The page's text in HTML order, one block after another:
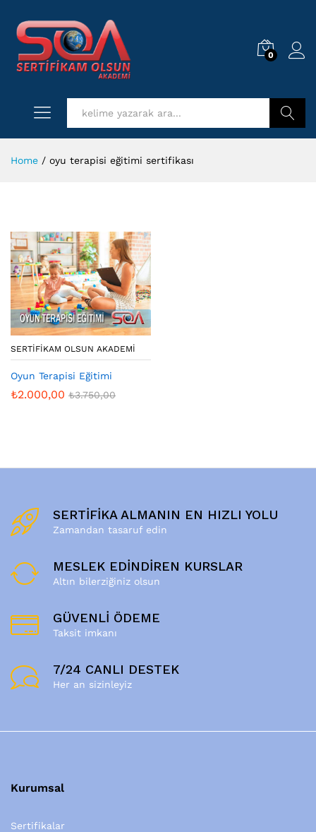
0
Home / oyu terapisi eğitimi sertifikası
SERTIFIKAM OLSUN AKADEMI
Oyun Terapisi Eğitimi
₺2.000,00 ₺3.750,00
SERTİFİKA ALMANIN EN HIZLI YOLU
Zamandan tasaruf edin
MESLEK EDİNDİREN KURSLAR
Altın bilerziğiniz olsun
GÜVENLİ ÖDEME
Taksit imkanı
7/24 CANLI DESTEK
Her an sizinleyiz
Kurumsal
Sertifikalar